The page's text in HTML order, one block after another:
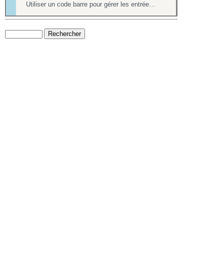
Utiliser un code barre pour gérer les entrées à ses événements